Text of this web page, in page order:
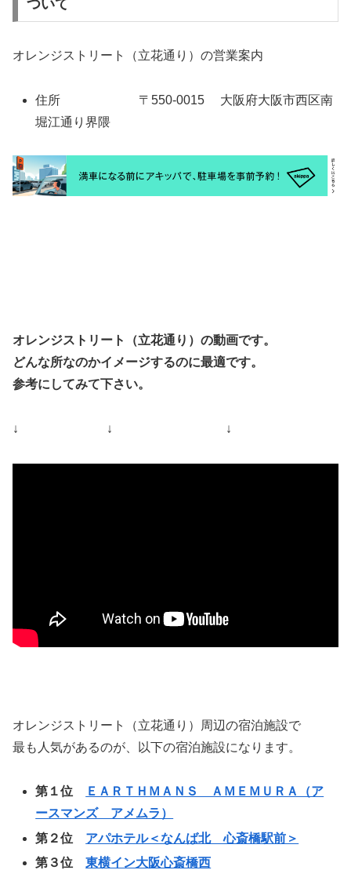
ついて
オレンジストリート（立花通り）の営業案内
住所 〒550-0015 大阪府大阪市西区南
堀江通り界隈
オレンジストリート（立花通り）の動画です。
どんな所なのかイメージするのに最適です。
参考にしてみて下さい。
↓ ↓ ↓
オレンジストリート（立花通り）周辺の宿泊施設で
最も人気があるのが、以下の宿泊施設になります。
第１位
ＥＡＲＴＨＭＡＮＳ ＡＭＥＭＵＲＡ（ア
ースマンズ アメムラ）
第２位 アパホテル＜なんば北 心斎橋駅前＞
第３位東横イン大阪心斎橋西